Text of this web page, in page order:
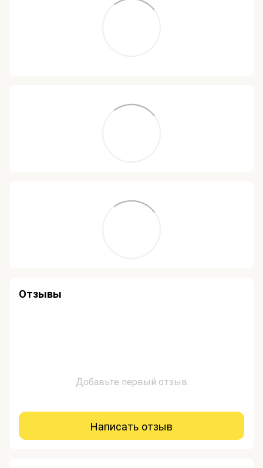
Отзывы
Добавьте первый отзыв
Написать отзыв